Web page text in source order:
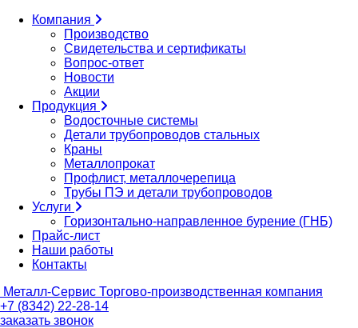
Компания
Производство
Свидетельства и сертификаты
Вопрос-ответ
Новости
Акции
Продукция
Водосточные системы
Детали трубопроводов стальных
Краны
Металлопрокат
Профлист, металлочерепица
Трубы ПЭ и детали трубопроводов
Услуги
Горизонтально-направленное бурение (ГНБ)
Прайс-лист
Наши работы
Контакты
Металл-Сервис Торгово-производственная компания
+7 (8342) 22-28-14
заказать звонок